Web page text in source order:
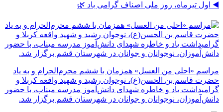
◀️ اول تیرماه، روز ملی اصناف گرامی باد 🌿
مراسم «احلی من العسل» همزمان با ششم محرم‌الحرام و به یاد
حضرت قاسم بن الحسن(ع)، نوجوان رشید و شهید واقعه کربلا و
گرامیداشت یاد و خاطره شهدای دانش‌آموز مدرسه میناب، با حضور
دانش‌آموزان، نوجوانان و جوانان در شهرستان قشم برگزار شد.